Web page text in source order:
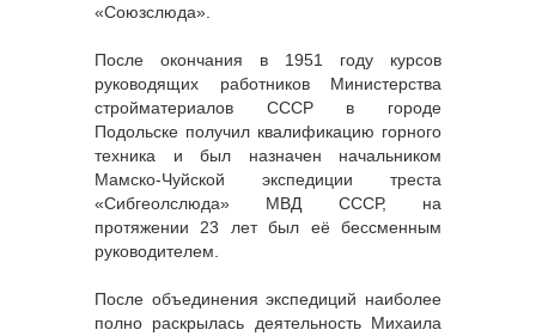
«Союзслюда».
После окончания в 1951 году курсов
руководящих работников Министерства
стройматериалов СССР в городе
Подольске получил квалификацию горного
техника и был назначен начальником
Мамско-Чуйской экспедиции треста
«Сибгеолслюда» МВД СССР, на
протяжении 23 лет был её бессменным
руководителем.
После объединения экспедиций наиболее
полно раскрылась деятельность Михаила